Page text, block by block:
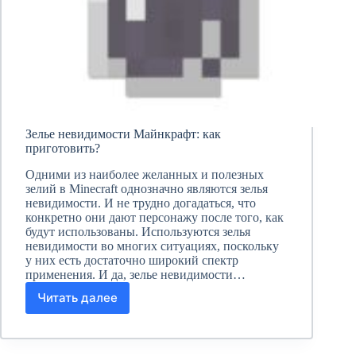
Зелье невидимости Майнкрафт: как
приготовить?
Одними из наиболее желанных и полезных
зелий в Minecraft однозначно являются зелья
невидимости. И не трудно догадаться, что
конкретно они дают персонажу после того, как
будут использованы. Используются зелья
невидимости во многих ситуациях, поскольку
у них есть достаточно широкий спектр
применения. И да, зелье невидимости…
Читать далее
Зелье
невидимости
Майнкрафт: